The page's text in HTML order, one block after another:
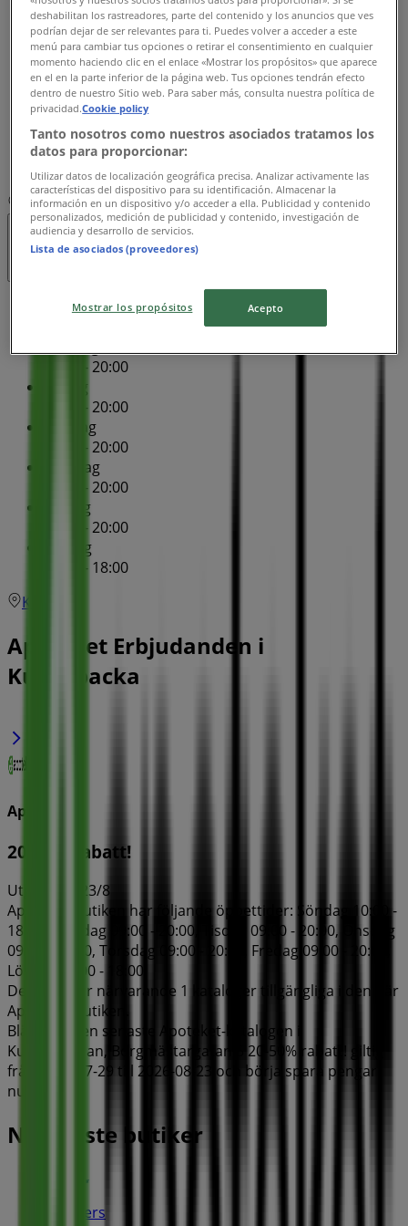
09:00 - 20:00
Onsdag
09:00 - 20:00
Torsdag
09:00 - 20:00
Fredag
09:00 - 20:00
Lördag
10:00 - 18:00
Karta
Söndag
09:00 - 20:00
09:00 - 20:00
Onsdag
09:00 - 20:00
Torsdag
09:00 - 20:00
Fredag
09:00 - 20:00
Lördag
10:00 - 18:00
Karta
Apoteket Erbjudanden i
Kungsbacka
Apoteket
20-50% rabatt!
Utgår den 23/8
Apoteket-butiken har följande öppettider: Söndag 10:00 -
18:00, Måndag 09:00 - 20:00, Tisdag 09:00 - 20:00, Onsdag
09:00 - 20:00, Torsdag 09:00 - 20:00, Fredag 09:00 - 20:00,
Lördag 10:00 - 18:00.
Det finns för närvarande 1 kataloger tillgängliga i den här
Apoteket-butiken.
Bläddra i den senaste Apoteket-katalogen i
Kungsmässan, Borgmästargatan 5 20-50% rabatt! giltig
från 2026-07-29 till 2026-08-23 och börja spara pengar
nu!
Närmaste butiker
Skechers
deshabilitan los rastreadores, parte del contenido y los anuncios que ves
podrían dejar de ser relevantes para ti. Puedes volver a acceder a este
menú para cambiar tus opciones o retirar el consentimiento en cualquier
momento haciendo clic en el enlace «Mostrar los propósitos» que aparece
en el en la parte inferior de la página web. Tus opciones tendrán efecto
dentro de nuestro Sitio web. Para saber más, consulta nuestra política de
privacidad.Cookie policy
Tanto nosotros como nuestros asociados tratamos los
datos para proporcionar:
Utilizar datos de localización geográfica precisa. Analizar activamente las
características del dispositivo para su identificación. Almacenar la
información en un dispositivo y/o acceder a ella. Publicidad y contenido
personalizados, medición de publicidad y contenido, investigación de
audiencia y desarrollo de servicios.
Lista de asociados (proveedores)
Mostrar los propósitos Acepto